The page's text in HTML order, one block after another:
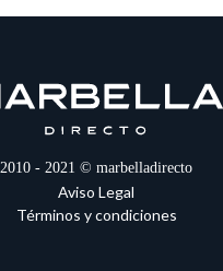
2010 - 2021 © marbelladirecto
Aviso Legal
Términos y condiciones